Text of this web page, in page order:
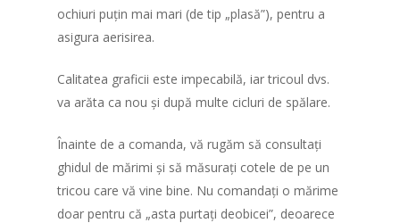
ochiuri puțin mai mari (de tip „plasă”), pentru a
asigura aerisirea.
Calitatea graficii este impecabilă, iar tricoul dvs.
va arăta ca nou și după multe cicluri de spălare.
Înainte de a comanda, vă rugăm să consultați
ghidul de mărimi și să măsurați cotele de pe un
tricou care vă vine bine. Nu comandați o mărime
doar pentru că „asta purtați deobicei”, deoarece